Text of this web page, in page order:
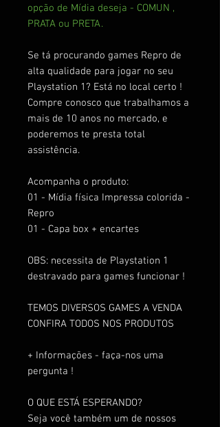
opção de Mídia deseja - COMUN ,
PRATA ou PRETA.
Se tá procurando games Repro de
alta qualidade para jogar no seu
Playstation 1? Está no local certo !
Compre conosco que trabalhamos a
mais de 10 anos no mercado, e
poderemos te presta total
assistência.
Acompanha o produto:
01 - Mídia física Impressa colorida -
Repro
01 - Capa box + encartes
OBS: necessita de Playstation 1
destravado para games funcionar !
TEMOS DIVERSOS GAMES A VENDA
CONFIRA TODOS NOS PRODUTOS
+ Informações - faça-nos uma
pergunta !
O QUE ESTÁ ESPERANDO?
Seja você também um de nossos